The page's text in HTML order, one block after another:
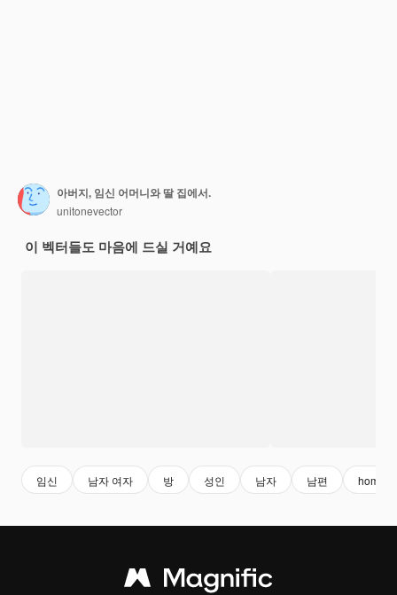
아버지, 임신 어머니와 딸 집에서.
unitonevector
이 벡터들도 마음에 드실 거예요
임신 남자 여자 방 성인 남자 남편 home